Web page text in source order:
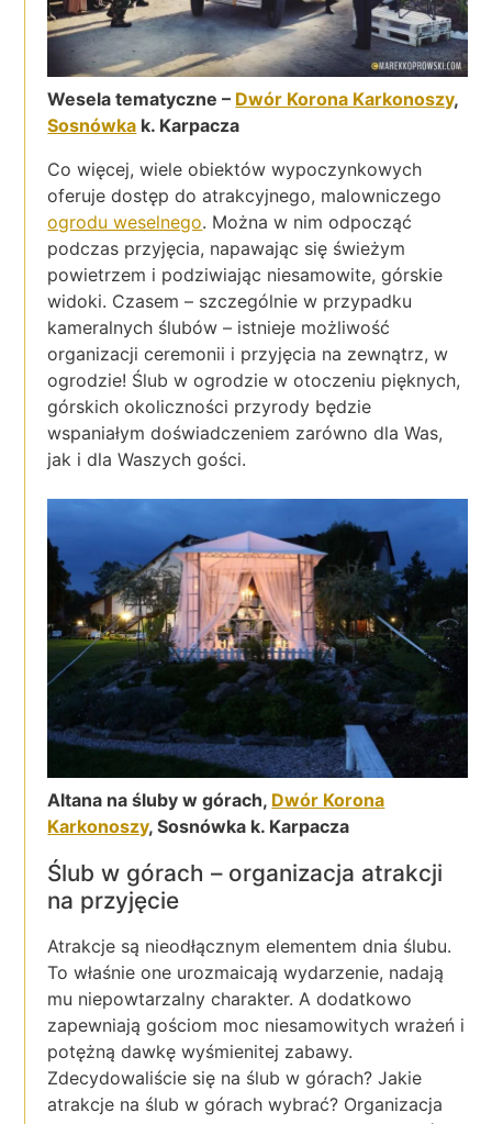
Wesela tematyczne – Dwór Korona Karkonoszy,
Sosnówka k. Karpacza
Co więcej, wiele obiektów wypoczynkowych
oferuje dostęp do atrakcyjnego, malowniczego
ogrodu weselnego. Można w nim odpocząć
podczas przyjęcia, napawając się świeżym
powietrzem i podziwiając niesamowite, górskie
widoki. Czasem – szczególnie w przypadku
kameralnych ślubów – istnieje możliwość
organizacji ceremonii i przyjęcia na zewnątrz, w
ogrodzie! Ślub w ogrodzie w otoczeniu pięknych,
górskich okoliczności przyrody będzie
wspaniałym doświadczeniem zarówno dla Was,
jak i dla Waszych gości.
Altana na śluby w górach, Dwór Korona
Karkonoszy, Sosnówka k. Karpacza
Ślub w górach – organizacja atrakcji
na przyjęcie
Atrakcje są nieodłącznym elementem dnia ślubu.
To właśnie one urozmaicają wydarzenie, nadają
mu niepowtarzalny charakter. A dodatkowo
zapewniają gościom moc niesamowitych wrażeń i
potężną dawkę wyśmienitej zabawy.
Zdecydowaliście się na ślub w górach? Jakie
atrakcje na ślub w górach wybrać? Organizacja